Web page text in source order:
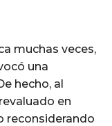
muchas veces,
una
hecho, al
en
reconsiderando